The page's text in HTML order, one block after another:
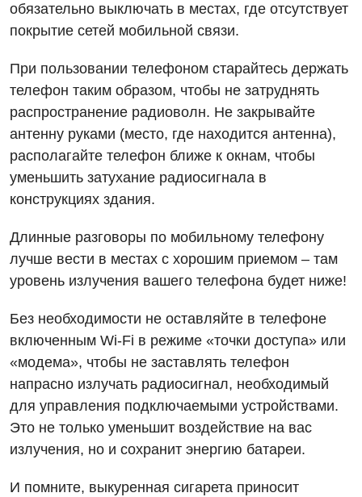
обязательно выключать в местах, где отсутствует
покрытие сетей мобильной связи.
При пользовании телефоном старайтесь держать
телефон таким образом, чтобы не затруднять
распространение радиоволн. Не закрывайте
антенну руками (место, где находится антенна),
располагайте телефон ближе к окнам, чтобы
уменьшить затухание радиосигнала в
конструкциях здания.
Длинные разговоры по мобильному телефону
лучше вести в местах с хорошим приемом – там
уровень излучения вашего телефона будет ниже!
Без необходимости не оставляйте в телефоне
включенным Wi-Fi в режиме «точки доступа» или
«модема», чтобы не заставлять телефон
напрасно излучать радиосигнал, необходимый
для управления подключаемыми устройствами.
Это не только уменьшит воздействие на вас
излучения, но и сохранит энергию батареи.
И помните, выкуренная сигарета приносит